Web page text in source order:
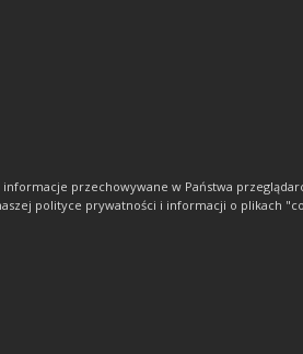
przechowywane w Państwa
polityce prywatności i informacji o plikach